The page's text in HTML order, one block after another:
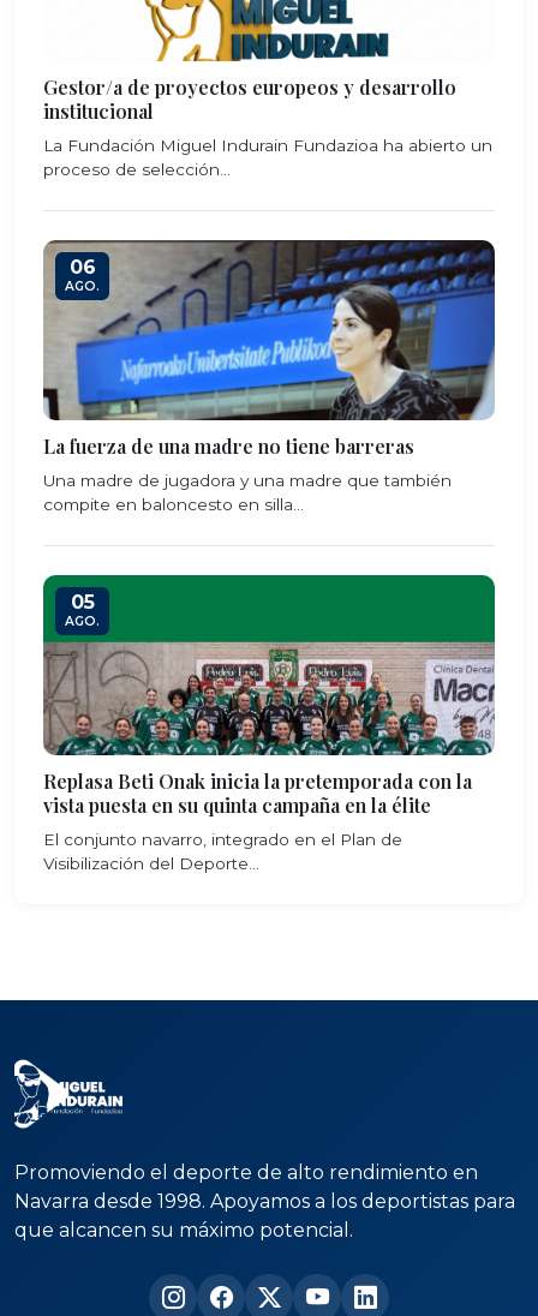
Gestor/a de proyectos europeos y desarrollo
institucional
La Fundación Miguel Indurain Fundazioa ha abierto un
proceso de selección...
06
AGO.
La fuerza de una madre no tiene barreras
Una madre de jugadora y una madre que también
compite en baloncesto en silla...
05
AGO.
Replasa Beti Onak inicia la pretemporada con la
vista puesta en su quinta campaña en la élite
El conjunto navarro, integrado en el Plan de
Visibilización del Deporte...
Promoviendo el deporte de alto rendimiento en
Navarra desde 1998. Apoyamos a los deportistas para
que alcancen su máximo potencial.